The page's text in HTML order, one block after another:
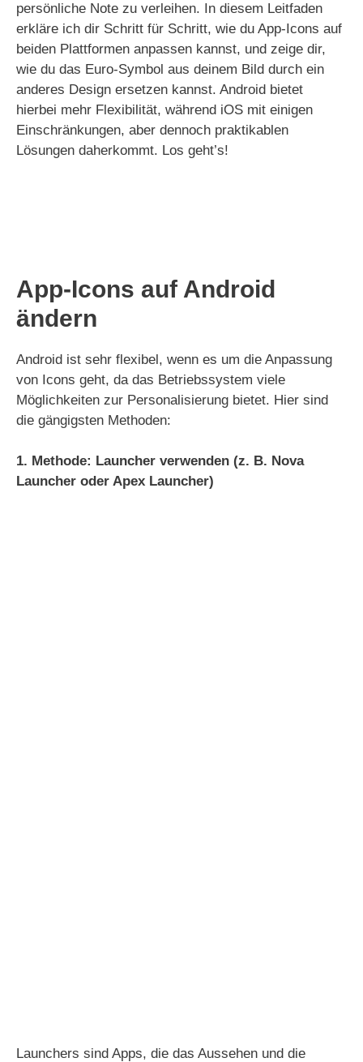
persönliche Note zu verleihen. In diesem Leitfaden
erkläre ich dir Schritt für Schritt, wie du App-Icons auf
beiden Plattformen anpassen kannst, und zeige dir,
wie du das Euro-Symbol aus deinem Bild durch ein
anderes Design ersetzen kannst. Android bietet
hierbei mehr Flexibilität, während iOS mit einigen
Einschränkungen, aber dennoch praktikablen
Lösungen daherkommt. Los geht’s!
App-Icons auf Android
ändern
Android ist sehr flexibel, wenn es um die Anpassung
von Icons geht, da das Betriebssystem viele
Möglichkeiten zur Personalisierung bietet. Hier sind
die gängigsten Methoden:
1. Methode: Launcher verwenden (z. B. Nova
Launcher oder Apex Launcher)
Launchers sind Apps, die das Aussehen und die